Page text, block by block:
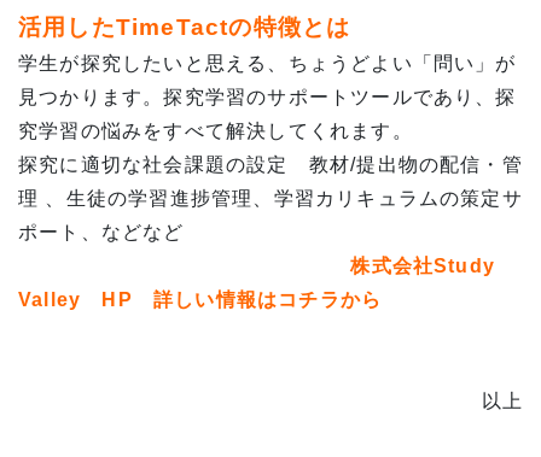
活用したTimeTactの特徴とは
学生が探究したいと思える、ちょうどよい「問い」が
見つかります。探究学習のサポートツールであり、探
究学習の悩みをすべて解決してくれます。
探究に適切な社会課題の設定 教材/提出物の配信・管
理 、生徒の学習進捗管理、学習カリキュラムの策定サ
ポート、などなど
株式会社Study
Valley HP 詳しい情報はコチラから
以上